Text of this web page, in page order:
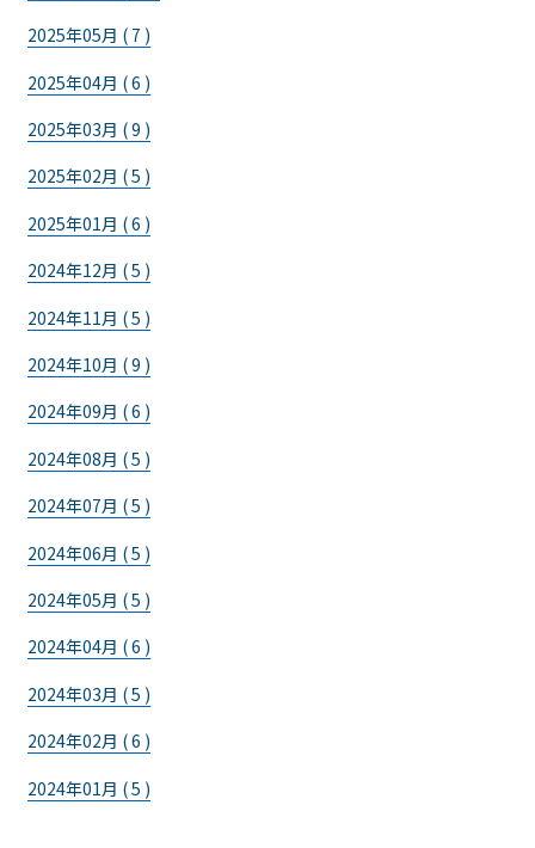
2025年05月 ( 7 )
2025年04月 ( 6 )
2025年03月 ( 9 )
2025年02月 ( 5 )
2025年01月 ( 6 )
2024年12月 ( 5 )
2024年11月 ( 5 )
2024年10月 ( 9 )
2024年09月 ( 6 )
2024年08月 ( 5 )
2024年07月 ( 5 )
2024年06月 ( 5 )
2024年05月 ( 5 )
2024年04月 ( 6 )
2024年03月 ( 5 )
2024年02月 ( 6 )
2024年01月 ( 5 )